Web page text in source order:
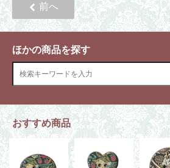
前へ
ほかの商品を探す
おすすめ商品